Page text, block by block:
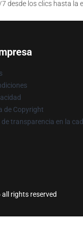
desde los clics hasta la
de Copyright
de transparencia en la
rights reserved